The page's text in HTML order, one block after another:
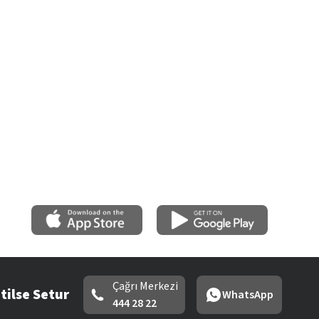
Setur
Çağrı Merkezi
444 28 22
WhatsApp